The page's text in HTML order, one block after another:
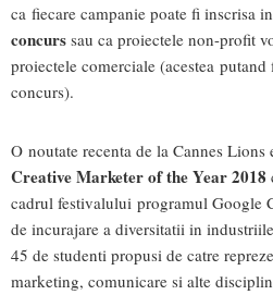
ca fiecare campanie poate fi inscrisa in
concurs sau ca proiectele non-profit
proiectele comerciale (acestea
concurs).
O noutate recenta de la Cannes Lions
Creative Marketer of the Year 2018
cadrul festivalului programul Google
de incurajare a diversitatii in
45 de studenti propusi de catre
marketing, comunicare si alte